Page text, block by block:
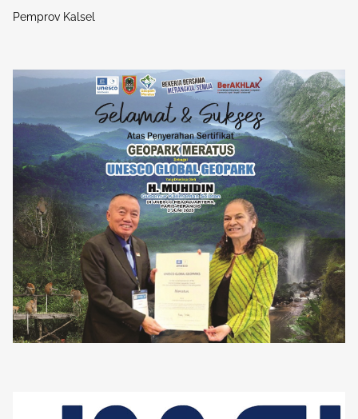
Pemprov Kalsel